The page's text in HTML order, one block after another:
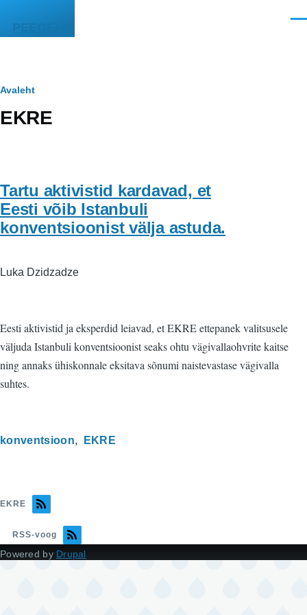
PEEGEL
Leivapuru
Avaleht
EKRE
Tartu aktivistid kardavad, et
Eesti võib Istanbuli
konventsioonist välja astuda.
Luka Dzidzadze
Eesti aktivistid ja eksperdid leiavad, et EKRE ettepanek valitsusele
väljuda Istanbuli konventsioonist seaks ohtu vägivallaohvrite kaitse
ning annaks ühiskonnale eksitava sõnumi naistevastase vägivalla
suhtes.
konventsioon EKRE
EKRE
RSS-voog
Powered by Drupal